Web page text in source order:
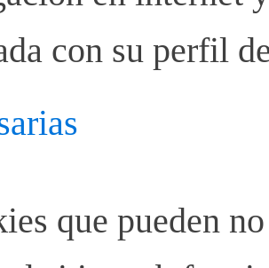
con su perfil
que pueden